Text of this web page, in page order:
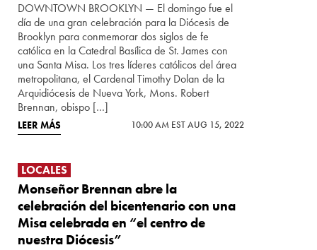
DOWNTOWN BROOKLYN — El domingo fue el
día de una gran celebración para la Diócesis de
Brooklyn para conmemorar dos siglos de fe
católica en la Catedral Basílica de St. James con
una Santa Misa. Los tres líderes católicos del área
metropolitana, el Cardenal Timothy Dolan de la
Arquidiócesis de Nueva York, Mons. Robert
Brennan, obispo […]
LEER MÁS 10:00 AM EST AUG 15, 2022
LOCALES
Monseñor Brennan abre la
celebración del bicentenario con una
Misa celebrada en “el centro de
nuestra Diócesis”